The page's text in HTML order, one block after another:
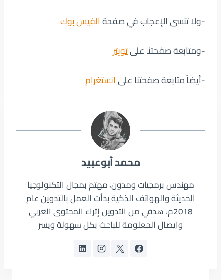
-ولا تنسى الإعجاب في صفحةالفيس بوك
-ومتابعة صفحتنا علىتويتر
-أيضاً متابعة صفحتنا علىانستغرام
محمد أبوعبيد
مهندس برمجيات ومدون، مهتم بمجال التكنولوجيا
الحديثة والهواتف الذكية بدأت العمل بالتدوين عام
2018م، هدفي من التدوين إثراء المحتوى العربي
وايصال المعلومة للباحث بكل سهولة ويسر